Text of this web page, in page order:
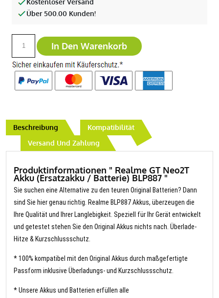
Kostenloser Versand
Über 500.00 Kunden!
In Den Warenkorb
Beschreibung
Kompatibilität
Versand Und Zahlung
Produktinformationen " Realme GT Neo2T
Akku (Ersatzakku / Batterie) BLP887 "
Sie suchen eine Alternative zu den teuren Original Batterien? Dann
sind Sie hier genau richtig. Realme BLP887 Akkus, überzeugen die
Ihre Qualität und Ihrer Langlebigkeit. Speziell für Ihr Gerät entwickelt
und getestet stehen Sie den Original Akkus nichts nach. Überlade-
Hitze & Kurzschlussschutz.
* 100% kompatibel mit den Original Akkus durch maßgefertigte
Passform inklusive Überladungs- und Kurzschlussschutz.
* Unsere Akkus und Batterien erfüllen alle